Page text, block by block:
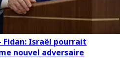
Fidan: Israël pourrait
nouvel adversaire